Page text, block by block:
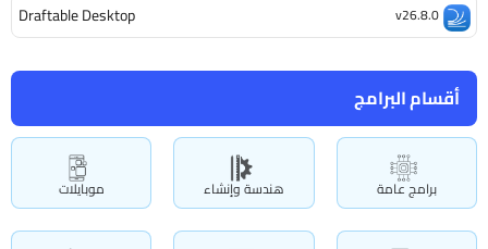
أقسام البرامج
برامج عامة هندسة وإنشاء موبايلات
Draftable Desktop v26.8.0